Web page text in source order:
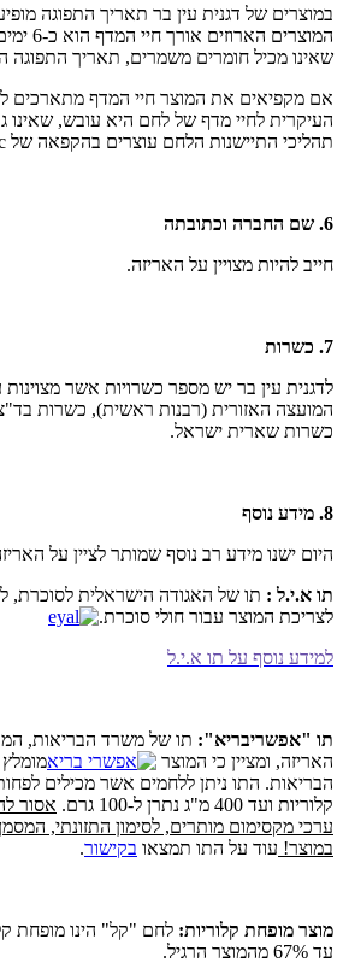
במוצרים של דגנית עין בר תאריך התפוגה
המוצרים
שאינו מכיל חומרים משמרים, תאריך התפוגה הוא 5 ימים
אם מקפיאים את המוצר חיי המדף מתארכים
העיקרית לחיי מדף של לחם היא עובש, שאינו
תהליכי התיישנות הלחם עוצרים בהקפאה של 18°c-).
6. שם החברה וכתובתה
חייב להיות מצויין על האריזה.
7. כשרות
לדגנית עין בר יש מספר כשרויות אשר
המועצה האזורית (רבנות ראשית), כשרות
כשרות שארית ישראל.
8. מידע נוסף
היום ישנו מידע רב נוסף שמותר לציין על
תו א.י.ל : תו של האגודה הישראלית לסוכרת,
לצריכת המוצר עבור חולי סוכרת.
למידע נוסף על תו א.י.ל
תו "אפשריבריא": תו של משרד הבריאות,
האריזה, ומציין כי המוצר
קלוריות ועד 400 מ"ג נתרן ל-100 גרם.
אסור
ערכי מקסימום מותרים, לסימון התזונתי,
במוצר! עוד על התו תמצאו בקישור.
מוצר מופחת קלוריות: לחם "קל" הינו מופחת
עד 67% מהמוצר הרגיל.